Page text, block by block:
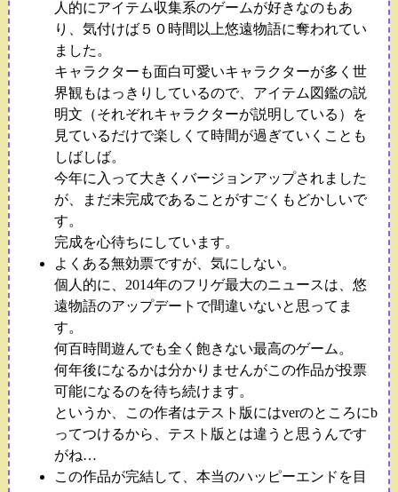
人的にアイテム収集系のゲームが好きなのもあ
り、気付けば５０時間以上悠遠物語に奪われてい
ました。
キャラクターも面白可愛いキャラクターが多く世
界観もはっきりしているので、アイテム図鑑の説
明文（それぞれキャラクターが説明している）を
見ているだけで楽しくて時間が過ぎていくことも
しばしば。
今年に入って大きくバージョンアップされました
が、まだ未完成であることがすごくもどかしいで
す。
完成を心待ちにしています。
よくある無効票ですが、気にしない。
個人的に、2014年のフリゲ最大のニュースは、悠
遠物語のアップデートで間違いないと思ってま
す。
何百時間遊んでも全く飽きない最高のゲーム。
何年後になるかは分かりませんがこの作品が投票
可能になるのを待ち続けます。
というか、この作者はテスト版にはverのところにb
ってつけるから、テスト版とは違うと思うんです
がね…
この作品が完結して、本当のハッピーエンドを目